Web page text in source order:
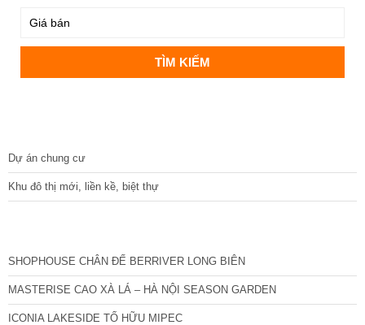
Dự án chung cư
Khu đô thị mới, liền kề, biệt thự
SHOPHOUSE CHÂN ĐẾ BERRIVER LONG BIÊN
MASTERISE CAO XÀ LÁ – HÀ NỘI SEASON GARDEN
ICONIA LAKESIDE TỐ HỮU MIPEC